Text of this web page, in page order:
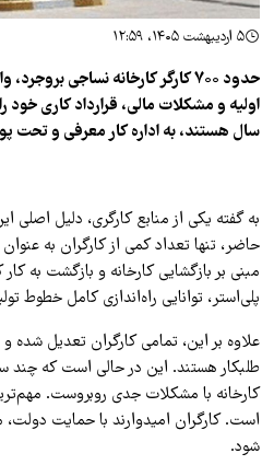
۵ اردیبهشت ۱۴۰۵، ۱۲:۵۹
حدود ۷۰۰ کارگر کارخانه نساجی
سال هستند، به اداره کار معرفی و تحت
به گفته یکی از منابع کارگری، دلیل اصلی
حاضر، تنها تعداد کمی از کارگران به
مبنی بر بازگشایی کارخانه و بازگشت به
پلی‌استر، توانایی راه‌اندازی کامل خطوط
علاوه بر این، تمامی کارگران تعدیل
طلبکار هستند. این در حالی است که
کارخانه با مشکلات جدی روبروست.
است. کارگران امیدوارند با حمایت
شود.